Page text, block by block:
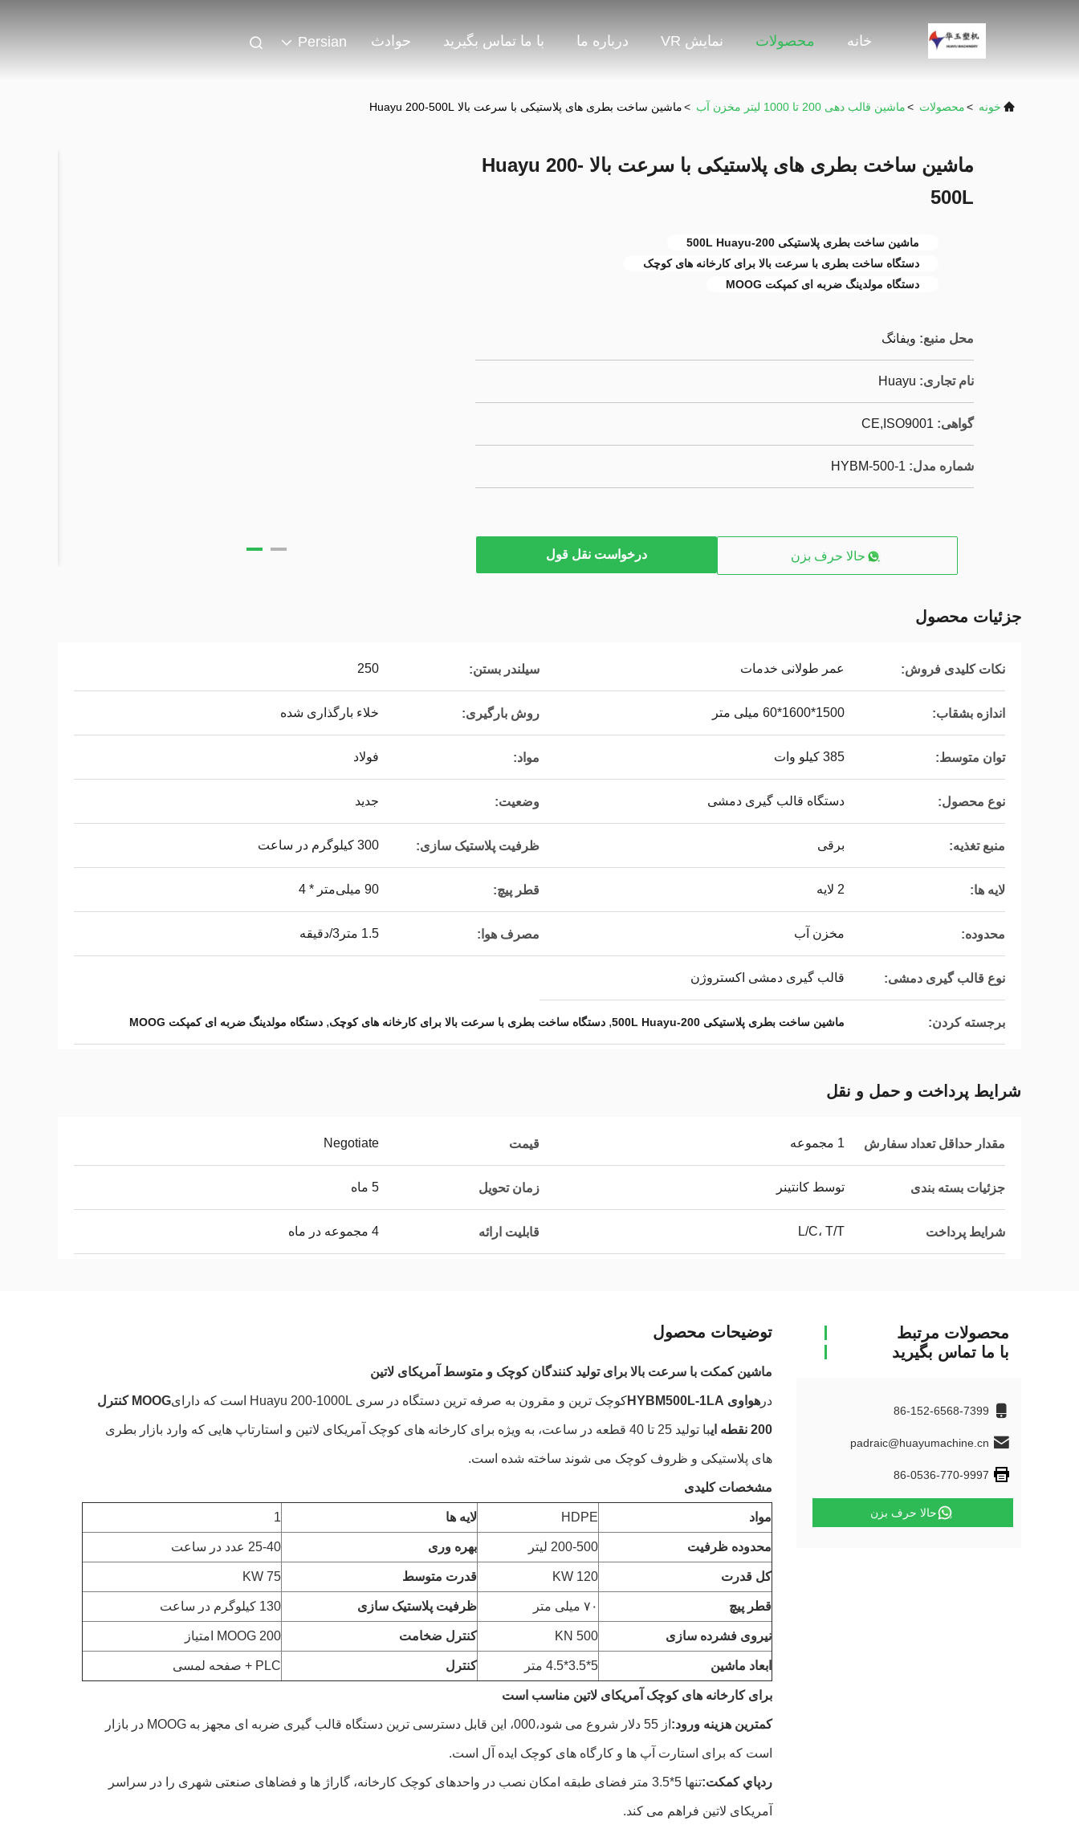
خانه محصولات نمایش VR درباره ما با ما تماس بگیرید حوادث Persian
خونه >محصولات >ماشین قالب دهی 200 تا 1000 لیتر مخزن آب >ماشین ساخت بطری های پلاستیکی با سرعت بالا Huayu 200-500L
ماشین ساخت بطری های پلاستیکی با سرعت بالا Huayu 200-
500L
ماشین ساخت بطری پلاستیکی 200-500L Huayu
دستگاه ساخت بطری با سرعت بالا برای کارخانه های کوچک
دستگاه مولدینگ ضربه ای کمپکت MOOG
محل منبع: ویفانگ
نام تجاری: Huayu
گواهی: CE,ISO9001
شماره مدل: HYBM-500-1
حالا حرف بزن درخواست نقل قول
جزئیات محصول
نکات کلیدی فروش: عمر طولانی خدمات سیلندر بستن: 250
اندازه بشقاب: 1500*1600*60 میلی متر روش بارگیری: خلاء بارگذاری شده
توان متوسط: 385 کیلو وات مواد: فولاد
نوع محصول: دستگاه قالب گیری دمشی وضعیت: جدید
منبع تغذیه: برقی ظرفیت پلاستیک سازی: 300 کیلوگرم در ساعت
لایه ها: 2 لایه قطر پیچ: 90 میلی‌متر * 4
محدوده: مخزن آب مصرف هوا: 1.5 متر3/دقیقه
نوع قالب گیری دمشی: قالب گیری دمشی اکستروژن
برجسته کردن: ماشین ساخت بطری پلاستیکی 200-500L Huayu , دستگاه ساخت بطری با سرعت بالا برای کارخانه های کوچک, دستگاه مولدینگ ضربه ای کمپکت MOOG
شرایط پرداخت و حمل و نقل
مقدار حداقل تعداد سفارش 1 مجموعه قیمت Negotiate
جزئیات بسته بندی توسط کانتینر زمان تحویل 5 ماه
شرایط پرداخت L/C، T/T قابلیت ارائه 4 مجموعه در ماه
محصولات مرتبط
با ما تماس بگیرید
86-152-6568-7399
padraic@huayumachine.cn
86-0536-770-9997
حالا حرف بزن
توضیحات محصول
ماشین کمکت با سرعت بالا برای تولید کنندگان کوچک و متوسط آمریکای لاتین
در هواوی HYBM500L-1LA کوچک ترین و مقرون به صرفه ترین دستگاه در سری Huayu 200-1000L است که دارای MOOG کنترل
200 نقطه ای با تولید 25 تا 40 قطعه در ساعت، به ویژه برای کارخانه های کوچک آمریکای لاتین و استارتاپ هایی که وارد بازار بطری
های پلاستیکی و ظروف کوچک می شوند ساخته شده است.
مشخصات کلیدی
مواد HDPE لایه ها 1
محدوده ظرفیت 200-500 لیتر بهره وری 25-40 عدد در ساعت
کل قدرت 120 KW قدرت متوسط 75 KW
قطر پیچ ۷۰ میلی متر ظرفیت پلاستیک سازی 130 کیلوگرم در ساعت
نیروی فشرده سازی 500 KN کنترل ضخامت MOOG 200 امتیاز
ابعاد ماشین 5*3.5*4.5 متر کنترل PLC + صفحه لمسی
برای کارخانه های کوچک آمریکای لاتین مناسب است
کمترین هزینه ورود: از 55 دلار شروع می شود،000، این قابل دسترسی ترین دستگاه قالب گیری ضربه ای مجهز به MOOG در بازار
است که برای استارت آپ ها و کارگاه های کوچک ایده آل است.
ردپاي کمکت: تنها 5*3.5 متر فضای طبقه امکان نصب در واحدهای کوچک کارخانه، گاراژ ها و فضاهای صنعتی شهری را در سراسر
آمریکای لاتین فراهم می کند.